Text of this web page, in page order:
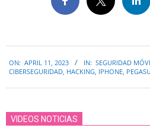
04-
ON: APRIL 11, 2023 IN: SEGURIDAD
CIBERSEGURIDAD HACKING IPHONE
VIDEOS NOTICIAS